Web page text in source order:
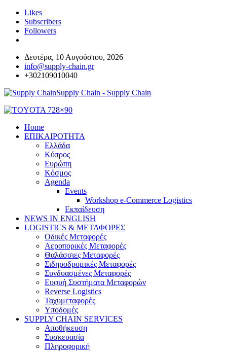
Likes
Subscribers
Followers
Δευτέρα, 10 Αυγούστου, 2026
info@supply-chain.gr
+302109010040
Supply Chain - Supply Chain
Home
ΕΠΙΚΑΙΡΟΤΗΤΑ
Ελλάδα
Κύπρος
Ευρώπη
Κόσμος
Agenda
Events
Workshop e-Commerce Logistics
Εκπαίδευση
NEWS IN ENGLISH
LOGISTICS & ΜΕΤΑΦΟΡΕΣ
Οδικές Μεταφορές
Αεροπορικές Μεταφορές
Θαλάσσιες Μεταφορές
Σιδηροδρομικές Μεταφορές
Συνδυασμένες Μεταφορές
Ευφυή Συστήματα Μεταφορών
Reverse Logistics
Ταχυμεταφορές
Υποδομές
SUPPLY CHAIN SERVICES
Αποθήκευση
Συσκευασία
Πληροφορική